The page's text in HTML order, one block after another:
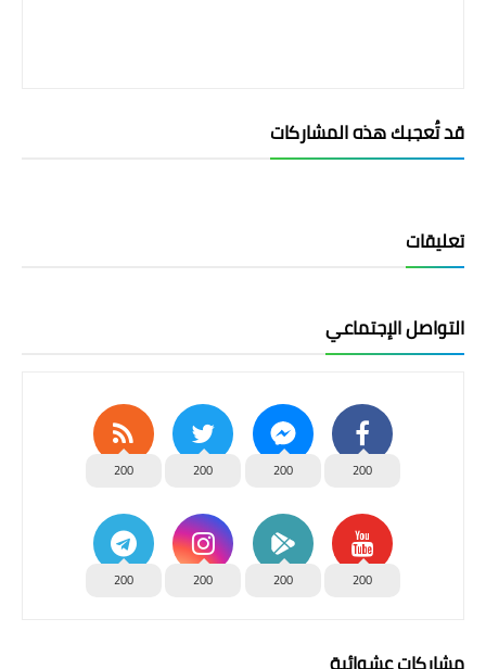
قد تُعجبك هذه المشاركات
تعليقات
التواصل الإجتماعي
200
200
200
200
200
200
200
200